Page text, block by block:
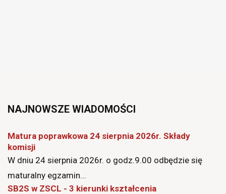
NAJNOWSZE WIADOMOŚCI
Matura poprawkowa 24 sierpnia 2026r. Składy
komisji
W dniu 24 sierpnia 2026r. o godz.9.00 odbędzie się
maturalny egzamin...
SB2S w ZSCL - 3 kierunki kształcenia